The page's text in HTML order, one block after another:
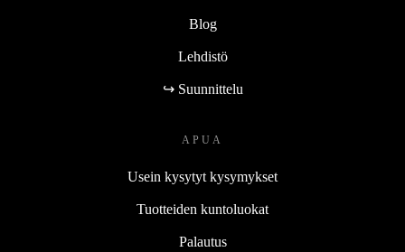
Blog
Lehdistö
↪ Suunnittelu
APUA
Usein kysytyt kysymykset
Tuotteiden kuntoluokat
Palautus